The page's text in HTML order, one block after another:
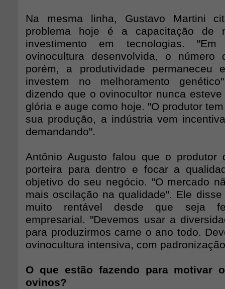
Na mesma linha, Gustavo Martini
problema hoje é a capacitação de
investimento em tecnologias.
ovinocultura desenvolvida, o número
porém, a produtividade permaneceu
investem no melhoramento
dizendo que o ovinocultor nunca
glória e auge como hoje. "O produtor
sua produção, a indústria vem
demandando".
Antônio Augusto falou que o produtor
porteira para dentro e focar a
objetivo do seu negócio. "O mercado
mais oscilação na qualidade". Ele
muito rentável desde que seja
empresarial. "Devemos usar a
para produzirmos carne o ano todo.
ovinocultura intensiva, com
O que estão fazendo para motivar
ovinos?